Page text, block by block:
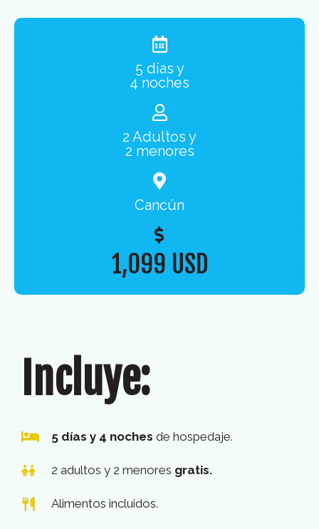
5 días y
4 noches
2 Adultos y
2 menores
Cancún
1,099 USD
Incluye:
5 días y 4 noches de hospedaje.
2 adultos y 2 menores gratis.
Alimentos incluidos.